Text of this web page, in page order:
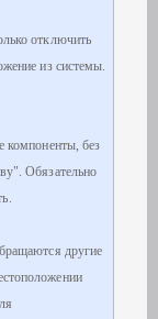
отключить
из системы.
компоненты, без
Обязательно
другие